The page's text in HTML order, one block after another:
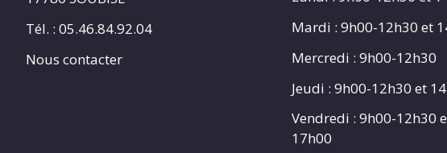
Tél. : 05.46.84.92.04
Nous contacter
Mardi : 9h00-12h30 et
Mercredi : 9h00-12h30
Jeudi : 9h00-12h30 et
Vendredi : 9h00-12h30
17h00